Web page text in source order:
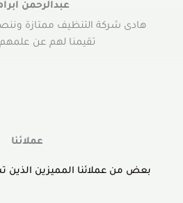
عبدالرحمن
هادى شركة التنظيف ممتازة
تقيمنا لهم عن علمهم
عملائنا
بعض من عملائنا المميزين الذين